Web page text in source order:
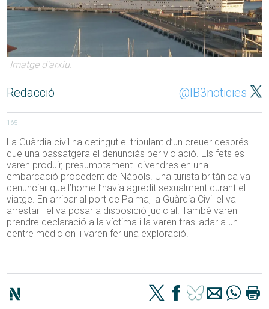
Imatge d'arxiu.
Redacció @IB3noticies
165
La Guàrdia civil ha detingut el tripulant d’un creuer després
que una passatgera el denunciàs per violació. Els fets es
varen produir, presumptament. divendres en una
embarcació procedent de Nàpols. Una turista britànica va
denunciar que l’home l’havia agredit sexualment durant el
viatge. En arribar al port de Palma, la Guàrdia Civil el va
arrestar i el va posar a disposició judicial. També varen
prendre declaració a la víctima i la varen traslladar a un
centre mèdic on li varen fer una exploració.